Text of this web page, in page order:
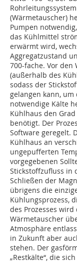
(Wärmetauscher)
Pumpen
das Kühlmittel
erwärmt wird,
Aggregatzustand
700-fache. Vor
(außerhalb des
sodass der
gelangen kann,
notwendige Kälte
Kühlhaus den
benötigt. Der
Software geregelt.
Kühlhaus an
ungepufferten
vorgegebenen
Stickstoffzufluss in
Schließen der
übrigens die
Kühlungsprozess,
des Prozesses
Wärmetauscher
Atmosphäre
in Zukunft aber
stehen. Der
„Restkälte“, die